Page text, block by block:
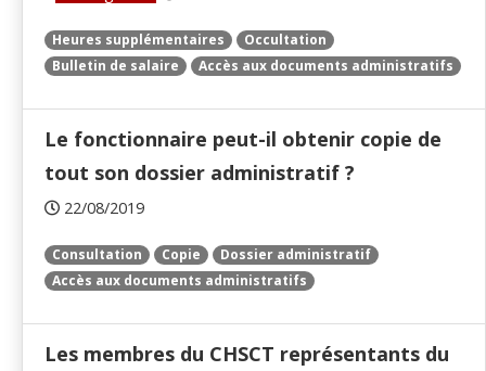
Heures supplémentaires
Occultation
Bulletin de salaire
Accès aux documents administratifs
Le fonctionnaire peut-il obtenir copie de
tout son dossier administratif ?
22/08/2019
Consultation Copie
Dossier administratif
Accès aux documents administratifs
Les membres du CHSCT représentants du